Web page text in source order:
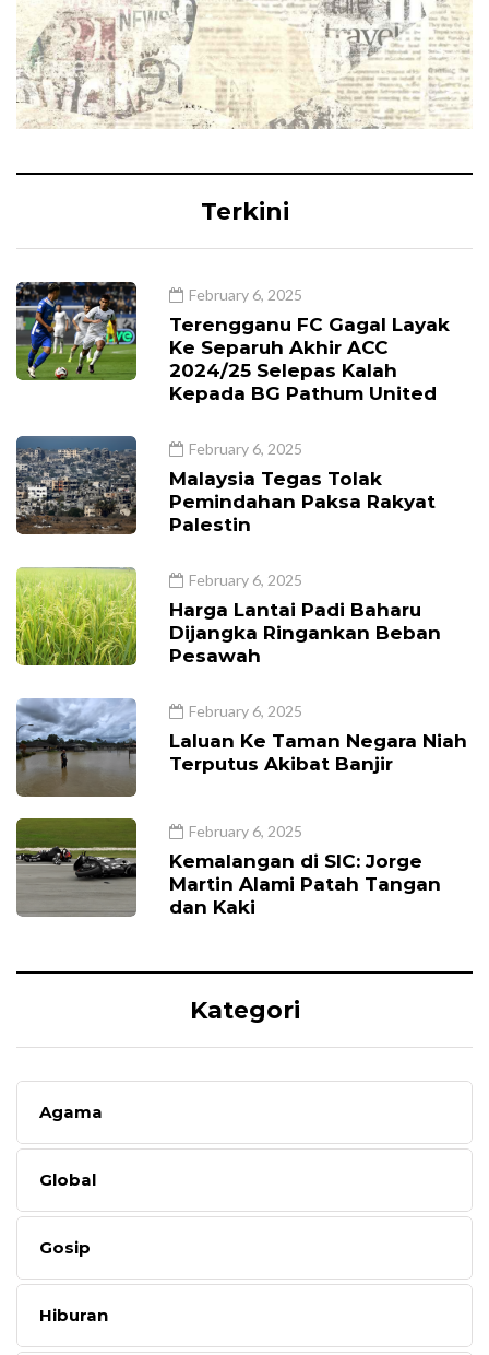
Terkini
February 6, 2025
Terengganu FC Gagal Layak
Ke Separuh Akhir ACC
2024/25 Selepas Kalah
Kepada BG Pathum United
February 6, 2025
Malaysia Tegas Tolak
Pemindahan Paksa Rakyat
Palestin
February 6, 2025
Harga Lantai Padi Baharu
Dijangka Ringankan Beban
Pesawah
February 6, 2025
Laluan Ke Taman Negara Niah
Terputus Akibat Banjir
February 6, 2025
Kemalangan di SIC: Jorge
Martin Alami Patah Tangan
dan Kaki
Kategori
Agama
Global
Gosip
Hiburan